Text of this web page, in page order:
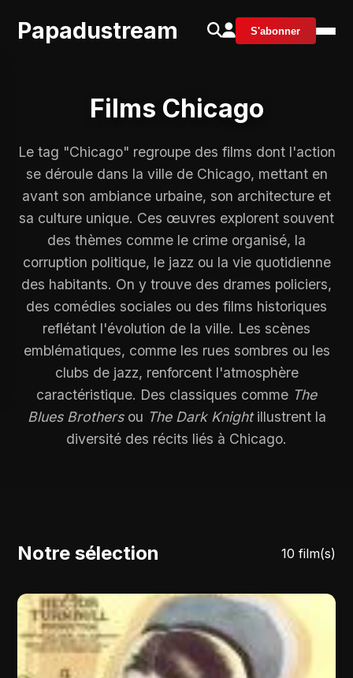
Papadustream S'abonner
Films Chicago
Le tag "Chicago" regroupe des films dont l'action
se déroule dans la ville de Chicago, mettant en
avant son ambiance urbaine, son architecture et
sa culture unique. Ces œuvres explorent souvent
des thèmes comme le crime organisé, la
corruption politique, le jazz ou la vie quotidienne
des habitants. On y trouve des drames policiers,
des comédies sociales ou des films historiques
reflétant l'évolution de la ville. Les scènes
emblématiques, comme les rues sombres ou les
clubs de jazz, renforcent l'atmosphère
caractéristique. Des classiques comme The
Blues Brothersou The Dark Knightillustrent la
diversité des récits liés à Chicago.
Notre sélection 10 film(s)